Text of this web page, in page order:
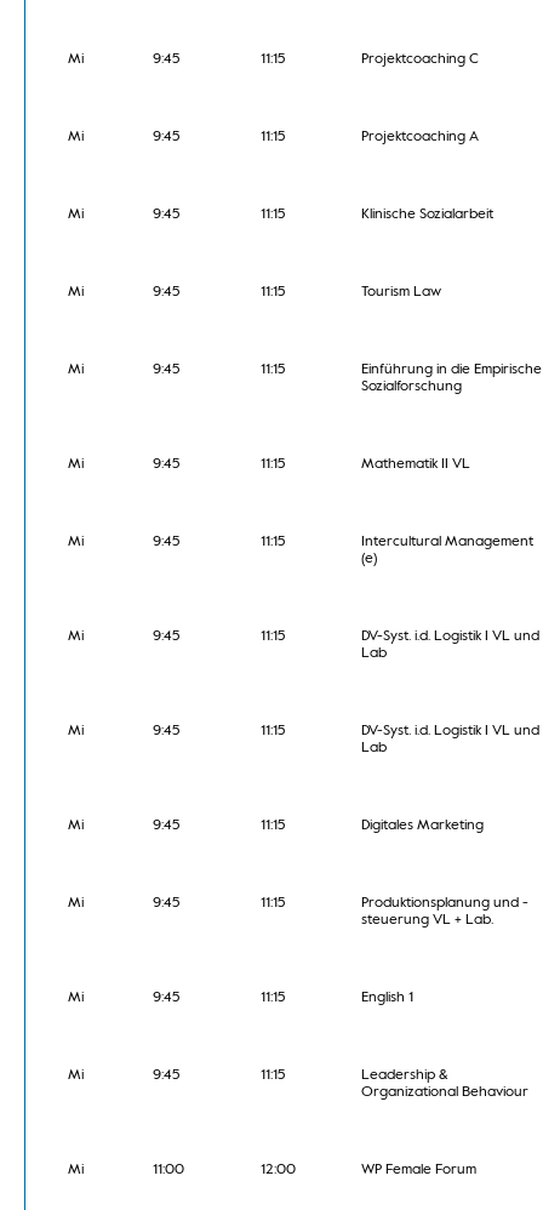
Mi 9:45 11:15 Projektcoaching C
Mi 9:45 11:15 Projektcoaching A
Mi 9:45 11:15 Klinische Sozialarbeit
Mi 9:45 11:15 Tourism Law
Mi 9:45 11:15
Einführung in die Empirische
Sozialforschung
Mi 9:45 11:15 Mathematik II VL
Mi 9:45 11:15
Intercultural Management
(e)
Mi 9:45 11:15
DV-Syst. i.d. Logistik I VL und
Lab
Mi 9:45 11:15
DV-Syst. i.d. Logistik I VL und
Lab
Mi 9:45 11:15 Digitales Marketing
Mi 9:45 11:15
Produktionsplanung und -
steuerung VL + Lab.
Mi 9:45 11:15 English 1
Mi 9:45 11:15
Leadership &
Organizational Behaviour
Mi 11:00 12:00 WP Female Forum